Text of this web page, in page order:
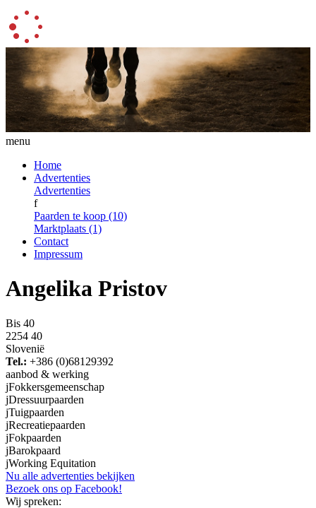
menu
Home
Advertenties
Advertenties
f
Paarden te koop (10)
Marktplaats (1)
Contact
Impressum
Angelika Pristov
Bis 40
2254 40
Slovenië
Tel.: +386 (0)68129392
aanbod & werking
jFokkersgemeenschap
jDressuurpaarden
jTuigpaarden
jRecreatiepaarden
jFokpaarden
jBarokpaard
jWorking Equitation
Nu alle advertenties bekijken
Bezoek ons op Facebook!
Wij spreken: